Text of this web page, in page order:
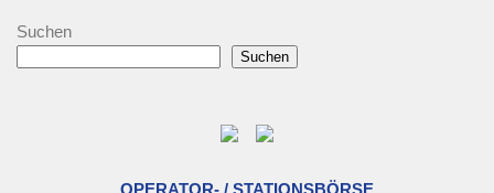
Suchen
Suchen
OPERATOR- / STATIONSBÖRSE